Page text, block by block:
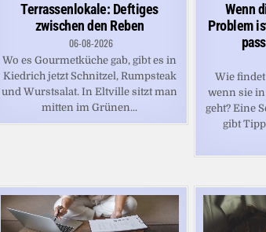
Terrassenlokale: Deftiges
zwischen den Reben
06-08-2026
Wo es Gourmetküche gab, gibt es in
Kiedrich jetzt Schnitzel, Rumpsteak
und Wurstsalat. In Eltville sitzt man
mitten im Grünen...
Wenn
Problem
Wie
wenn sie
geht? Eine
gibt